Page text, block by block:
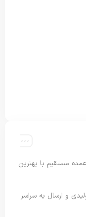
مستقیم با بهترین
و ارسال به سراسر